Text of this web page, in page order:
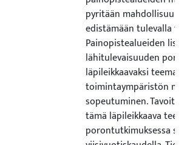
pyritään
edistämään tulevalla
Painopistealueiden
lähitulevaisuuden
läpileikkaavaksi
toimintaympäristön
sopeutuminen.
tämä läpileikkaava
porontutkimuksessa